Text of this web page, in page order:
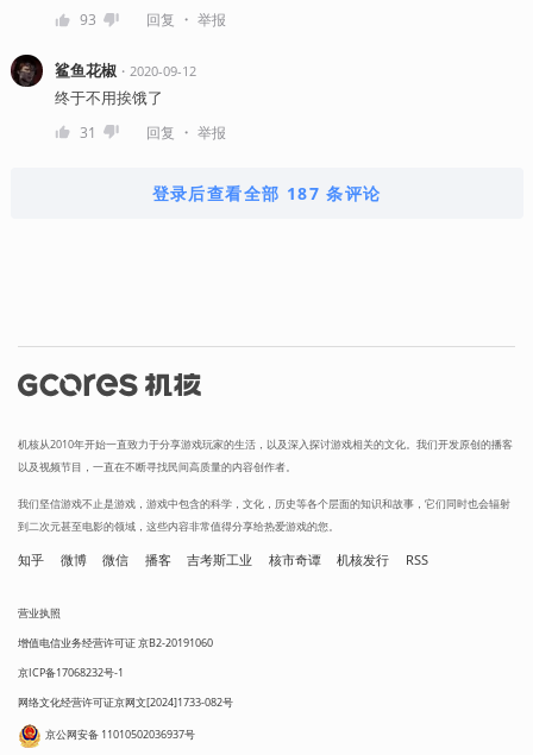
93 回复 ・ 举报
鲨鱼花椒・ 2020-09-12
终于不用挨饿了
31 回复 ・ 举报
登录后查看全部 187 条评论
机核从2010年开始一直致力于分享游戏玩家的生活，以及深入探讨游戏相关的文化。我们开发原创的播客
以及视频节目，一直在不断寻找民间高质量的内容创作者。
我们坚信游戏不止是游戏，游戏中包含的科学，文化，历史等各个层面的知识和故事，它们同时也会辐射
到二次元甚至电影的领域，这些内容非常值得分享给热爱游戏的您。
知乎 微博 微信 播客 吉考斯工业 核市奇谭 机核发行 RSS
营业执照
增值电信业务经营许可证 京B2-20191060
京ICP备17068232号-1
网络文化经营许可证京网文[2024]1733-082号
京公网安备 11010502036937号